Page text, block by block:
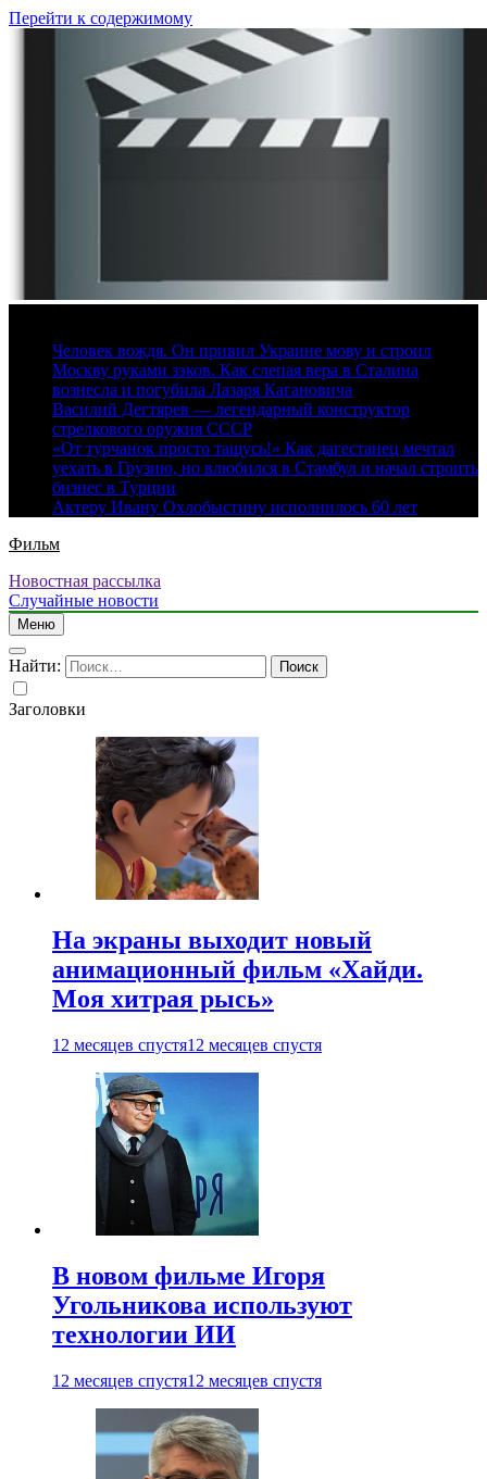
Перейти к содержимому
Человек вождя. Он привил Украине мову и строил
Москву руками зэков. Как слепая вера в Сталина
вознесла и погубила Лазаря Кагановича
Василий Дегтярев — легендарный конструктор
стрелкового оружия СССР
«От турчанок просто тащусь!» Как дагестанец мечтал
уехать в Грузию, но влюбился в Стамбул и начал строить
бизнес в Турции
Актеру Ивану Охлобыстину исполнилось 60 лет
Фильм
Новостная рассылка
Случайные новости
Меню
Найти:
Заголовки
На экраны выходит новый
анимационный фильм «Хайди.
Моя хитрая рысь»
12 месяцев спустя12 месяцев спустя
В новом фильме Игоря
Угольникова используют
технологии ИИ
12 месяцев спустя12 месяцев спустя